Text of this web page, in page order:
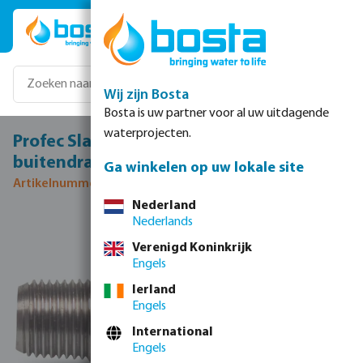
Ga naar de hoofdinhoud
Profec Slangtule RVS 316 1/2" x 9 mm
buitendraad x slangtule 50bar
Artikelnummer 0080918
Afbeeldingengalerij overslaan
Wij zijn Bosta
Bosta is uw partner voor al uw uitdagende
waterprojecten.
Ga winkelen op uw lokale site
Nederland
Nederlands
Verenigd Koninkrijk
Engels
Ierland
Engels
International
Engels